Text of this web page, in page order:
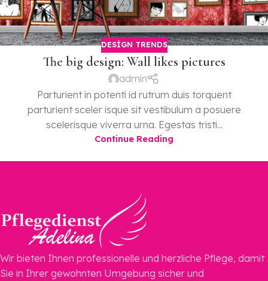
DESIGN TRENDS
The big design: Wall likes pictures
admin
Parturient in potenti id rutrum duis torquent
parturient sceler isque sit vestibulum a posuere
scelerisque viverra urna. Egestas tristi...
Continue Reading
Wir bieten Ihnen professionelle und herzliche Pflege, damit
Sie in Ihrer gewohnten Umgebung sicher und